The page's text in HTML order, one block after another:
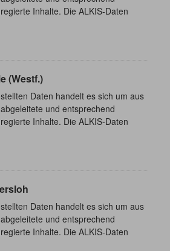
Inhalte. Die ALKIS-Daten
(Westf.)
Daten handelt es sich um aus
und entsprechend
Inhalte. Die ALKIS-Daten
Daten handelt es sich um aus
und entsprechend
Inhalte. Die ALKIS-Daten